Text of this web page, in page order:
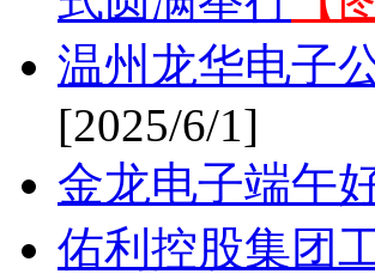
温州龙华电子
[2025/6/1]
金龙电子端午
佑利控股集团